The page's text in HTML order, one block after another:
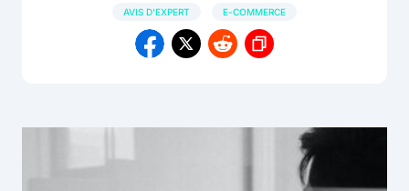
AVIS D'EXPERT E-COMMERCE